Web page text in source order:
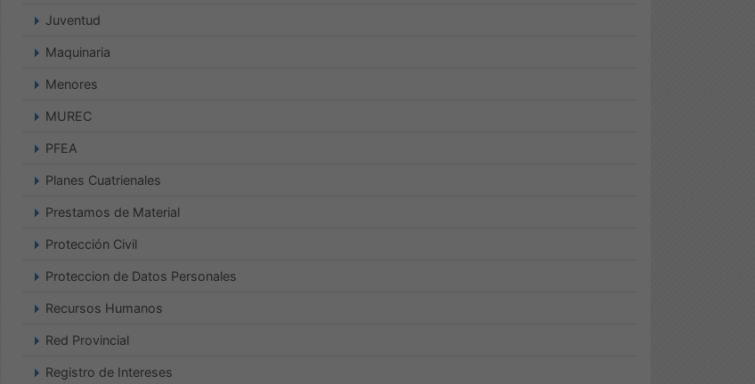
Juventud
Maquinaria
Menores
MUREC
PFEA
Planes Cuatrienales
Prestamos de Material
Protección Civil
Proteccion de Datos Personales
Recursos Humanos
Red Provincial
Registro de Intereses